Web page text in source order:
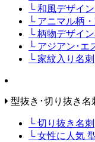
└ 和風デザイ
└ アニマル柄
└ 柄物デザイ
└ アジアン･エ
└ 家紋入り名刺
型抜き･切り抜き名
└ 切り抜き名刺
└ 女性に人気